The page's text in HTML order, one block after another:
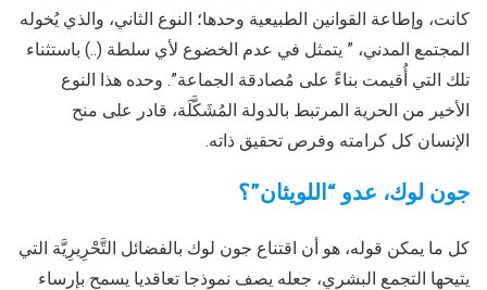
كانت، وإطاعة القوانين الطبيعية وحدها؛ النوع الثاني، والذي يُخوله
المجتمع المدني، ” يتمثل في عدم الخضوع لأي سلطة (..) باستثناء
تلك التي أُقيمت بناءً على مُصادقة الجماعة”. وحده هذا النوع
الأخير من الحرية المرتبط بالدولة المُشَكَّلَة، قادر على منح
الإنسان كل كرامته وفرص تحقيق ذاته.
جون لوك، عدو “اللويثان”؟
كل ما يمكن قوله، هو أن اقتناع جون لوك بالفضائل التَّحْرِيرِيَّة التي
يتيحها التجمع البشري، جعله يصف نموذجا تعاقديا يسمح بإرساء